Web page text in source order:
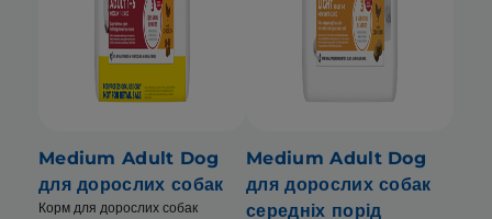
Medium Adult Dog
для дорослих собак
Корм для дорослих собак
Medium Adult Dog
для дорослих собак
середніх порід